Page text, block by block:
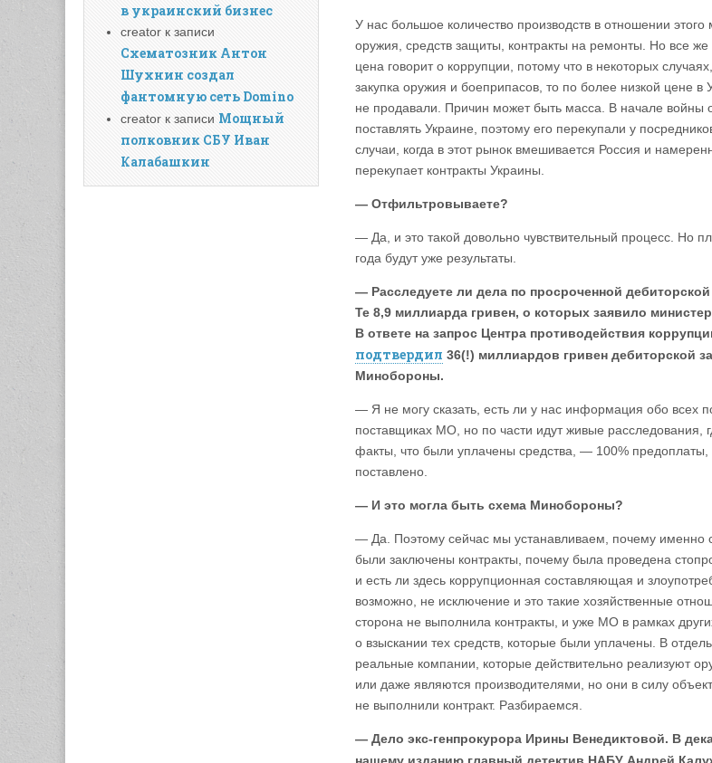
У нас большое количество производств в отношении этого
оружия, средств защиты, контракты на ремонты. Но все
цена говорит о коррупции, потому что в некоторых
закупка оружия и боеприпасов, то по более низкой цене в
не продавали. Причин может быть масса. В начале войны
поставлять Украине, поэтому его перекупали у
случаи, когда в этот рынок вмешивается Россия и
перекупает контракты Украины.
— Отфильтровываете?
— Да, и это такой довольно чувствительный процесс. Но
года будут уже результаты.
— Расследуете ли дела по просроченной
Те 8,9 миллиарда гривен, о которых заявило
В ответе на запрос Центра противодействия
подтвердил 36(!) миллиардов гривен дебиторской
Минобороны.
— Я не могу сказать, есть ли у нас информация обо всех
поставщиках МО, но по части идут живые расследования,
факты, что были уплачены средства, — 100%
поставлено.
— И это могла быть схема Минобороны?
— Да. Поэтому сейчас мы устанавливаем, почему именно
были заключены контракты, почему была проведена
и есть ли здесь коррупционная составляющая и
возможно, не исключение и это такие хозяйственные
сторона не выполнила контракты, и уже МО в рамках
о взыскании тех средств, которые были уплачены. В
реальные компании, которые действительно реализуют
или даже являются производителями, но они в силу
не выполнили контракт. Разбираемся.
— Дело экс-генпрокурора Ирины Венедиктовой. В
нашему изданию главный детектив НАБУ Андрей
в украинский бизнес
creator к записи
Схематозник Антон
Шухнин создал
фантомную сеть Domino
creator к записи Мощный
полковник СБУ Иван
Калабашкин